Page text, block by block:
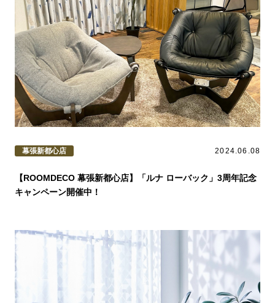
幕張新都心店 2024.06.08
【ROOMDECO 幕張新都心店】「ルナ ローバック」3周年記念
キャンペーン開催中！